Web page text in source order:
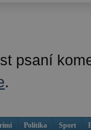
psaní
.
Politika Sport